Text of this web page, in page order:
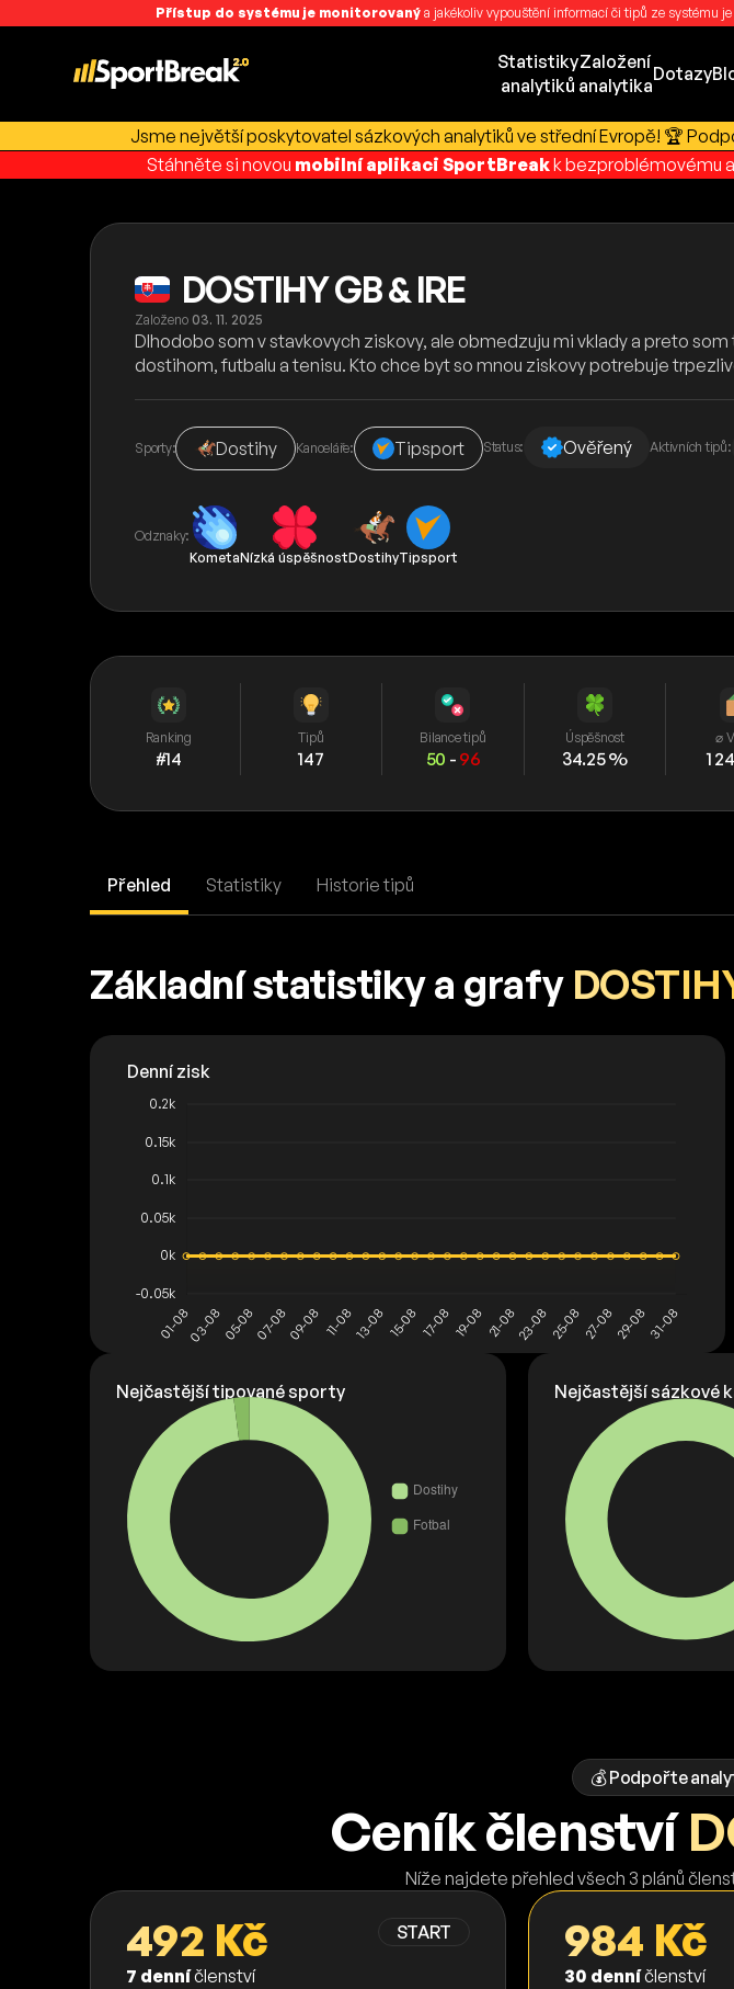
Přístup do systému je monitorovanýa jakékoliv vypouštění informací či tipů ze systému
Statistiky
analytiků
Založení
analytika
Dotazy
Jsme největší poskytovatel sázkových analytiků ve střední Evropě! 🏆
Stáhněte si novou mobilní aplikaci SportBreakk bezproblémovému
DOSTIHY GB & IRE
Založeno 03. 11. 2025
Dlhodobo som v stavkovych ziskovy, ale obmedzuju mi vklady a preto
dostihom, futbalu a tenisu. Kto chce byt so mnou ziskovy potrebuje
Sporty: Dostihy Kanceláře: Tipsport Status: Ověřený Aktivních tipů:
Odznaky:
KometaNízká úspěšnostDostihyTipsport
Ranking
#14
Tipů
147
Bilance tipů
50 - 96
Úspěšnost
34.25 %
⌀
1
Přehled Statistiky Historie tipů
Základní statistiky a grafy
Nejčastější tipované sporty Nejčastější sázkové
💰 Podpořte
Ceník členství
Níže najdete přehled všech 3 plánů
START
492 Kč
7 denníčlenství
984 Kč
30 denníčlenství